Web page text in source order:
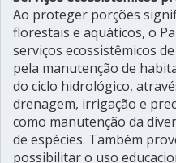
Ao proteger porções
florestais e aquáticos, o
serviços ecossistêmicos
pela manutenção de
do ciclo hidrológico,
drenagem, irrigação e
como manutenção da
de espécies. Também
possibilitar o uso